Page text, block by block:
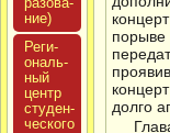
ние)
Реги­
ональ­
ный
центр
сту­ден­
ческо­го
порыве
долго